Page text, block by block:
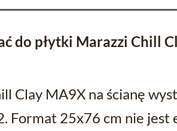
do płytki Marazzi Chill
Clay MA9X na ścianę
Format 25x76 cm nie jest